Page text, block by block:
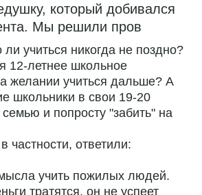
который добивался
Мы решили пров
ли учиться никогда не поздно?
12-летнее школьное
желании учиться дальше? А
школьники в свои 19-20
и попросту "забить" на
частности, ответили:
учить пожилых людей.
тратятся, он не успеет